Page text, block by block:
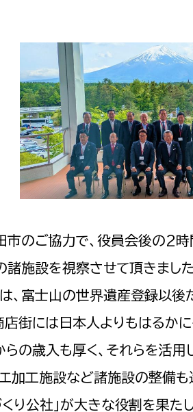
議会局
議会総務課
のご協力で、役員会後の2
諸施設を視察させて頂きまし
、富士山の世界遺産登録以
店街には日本人よりもはるか
の歳入も厚く、それらを活用
エ加工施設など諸施設の整備
くり公社」が大きな役割を果